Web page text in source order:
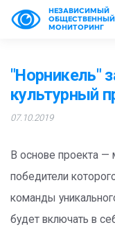
НЕЗАВИСИМЫЙ
ОБЩЕСТВЕННЫЙ
МОНИТОРИНГ
"Норникель"
культурный
07.10.2019
В основе проекта —
победители
команды
будет включать в